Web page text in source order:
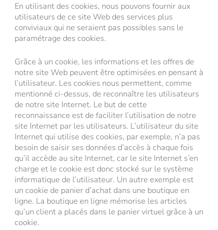
En utilisant des cookies, nous pouvons fournir aux
utilisateurs de ce site Web des services plus
conviviaux qui ne seraient pas possibles sans le
paramétrage des cookies.
Grâce à un cookie, les informations et les offres de
notre site Web peuvent être optimisées en pensant à
l’utilisateur. Les cookies nous permettent, comme
mentionné ci-dessus, de reconnaître les utilisateurs
de notre site Internet. Le but de cette
reconnaissance est de faciliter l’utilisation de notre
site Internet par les utilisateurs. L’utilisateur du site
Internet qui utilise des cookies, par exemple, n’a pas
besoin de saisir ses données d’accès à chaque fois
qu’il accède au site Internet, car le site Internet s’en
charge et le cookie est donc stocké sur le système
informatique de l’utilisateur. Un autre exemple est
un cookie de panier d’achat dans une boutique en
ligne. La boutique en ligne mémorise les articles
qu’un client a placés dans le panier virtuel grâce à un
cookie.